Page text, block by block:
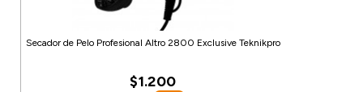
Secador de Pelo Profesional Altro 2800 Exclusive Teknikpro
$1.200